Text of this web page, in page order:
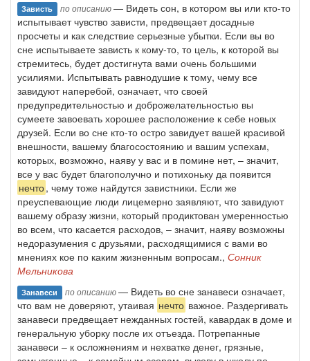
Зависть по описанию— Видеть сон, в котором вы или кто-то
испытывает чувство зависти, предвещает досадные
просчеты и как следствие серьезные убытки. Если вы во
сне испытываете зависть к кому-то, то цель, к которой вы
стремитесь, будет достигнута вами очень большими
усилиями. Испытывать равнодушие к тому, чему все
завидуют наперебой, означает, что своей
предупредительностью и доброжелательностью вы
сумеете завоевать хорошее расположение к себе новых
друзей. Если во сне кто-то остро завидует вашей красивой
внешности, вашему благосостоянию и вашим успехам,
которых, возможно, наяву у вас и в помине нет, – значит,
все у вас будет благополучно и потихоньку да появится
нечто, чему тоже найдутся завистники. Если же
преуспевающие люди лицемерно заявляют, что завидуют
вашему образу жизни, который продиктован умеренностью
во всем, что касается расходов, – значит, наяву возможны
недоразумения с друзьями, расходящимися с вами во
мнениях кое по каким жизненным вопросам., Сонник
Мельникова
Занавеси по описанию— Видеть во сне занавеси означает,
что вам не доверяют, утаивая нечто важное. Раздергивать
занавеси предвещает нежданных гостей, кавардак в доме и
генеральную уборку после их отъезда. Потрепанные
занавеси – к осложнениям и нехватке денег, грязные,